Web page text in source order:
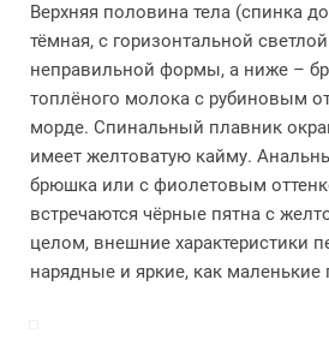
Верхняя половина тела (спинка
тёмная, с горизонтальной
неправильной формы, а ниже –
топлёного молока с рубиновым
морде. Спинальный плавник
имеет желтоватую кайму.
брюшка или с фиолетовым
встречаются чёрные пятна с
целом, внешние характеристики
нарядные и яркие, как маленькие